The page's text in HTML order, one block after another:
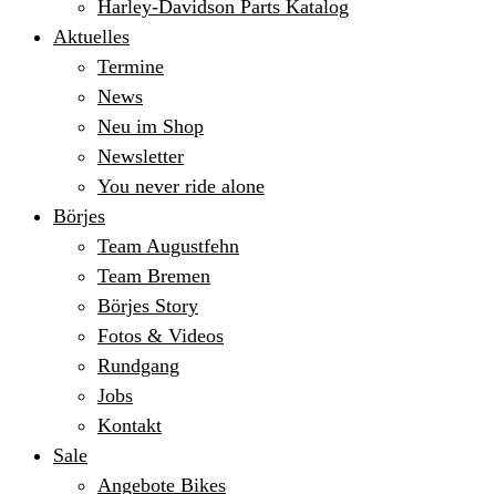
Harley-Davidson Parts Katalog
Aktuelles
Termine
News
Neu im Shop
Newsletter
You never ride alone
Börjes
Team Augustfehn
Team Bremen
Börjes Story
Fotos & Videos
Rundgang
Jobs
Kontakt
Sale
Angebote Bikes